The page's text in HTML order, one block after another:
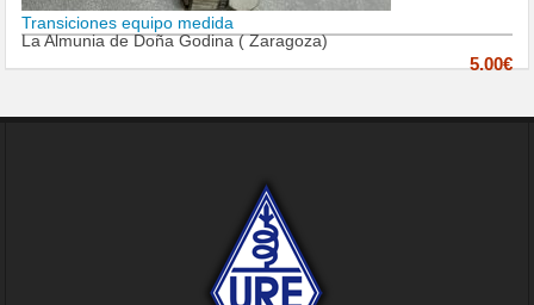
Transiciones equipo medida
La Almunia de Doña Godina ( Zaragoza)
5.00€